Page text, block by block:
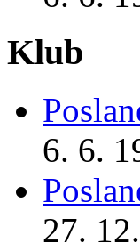
Klub
6. 6.
27.